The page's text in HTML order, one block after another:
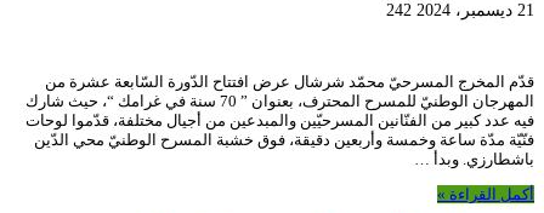
21 ديسمبر، 2024 242
قدّم المخرج المسرحيّ محمّد شرشال عرض افتتاح الدّورة السّابعة عشرة من
المهرجان الوطنيّ للمسرح المحترف، بعنوان ” 70 سنة في غرامك “، حيث شارك
فيه عدد كبير من الفنّانين المسرحيّين والمبدعين من أجيال مختلفة، قدّموا لوحات
فنّيّة مدّة ساعة وخمسة وأربعين دقيقة، فوق خشبة المسرح الوطنيّ محي الدّين
باشطارزي. وبدأ …
أكمل القراءة »